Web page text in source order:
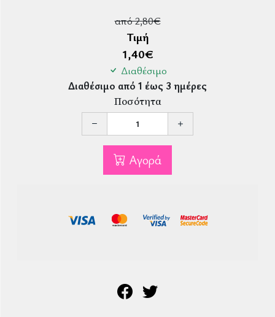
από 2,80€
Τιμή
1,40€
Διαθέσιμο
Διαθέσιμο από 1 έως 3 ημέρες
Ποσότητα
Αγορά